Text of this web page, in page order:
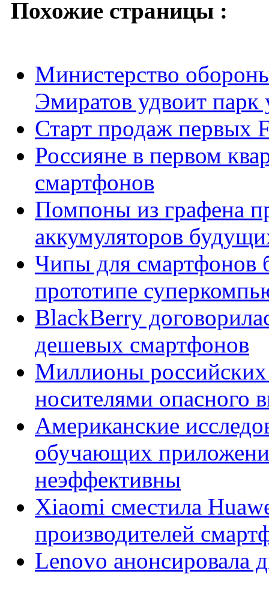
Похожие страницы :
Министерство
Эмиратов удвоит парк
Старт продаж первых
Россияне в первом
смартфонов
Помпоны из графена
аккумуляторов
Чипы для смартфонов
прототипе
BlackBerry
дешевых смартфонов
Миллионы
носителями опасного
Американские
обучающих
неэффективны
Xiaomi сместила
производителей
Lenovo анонсировала